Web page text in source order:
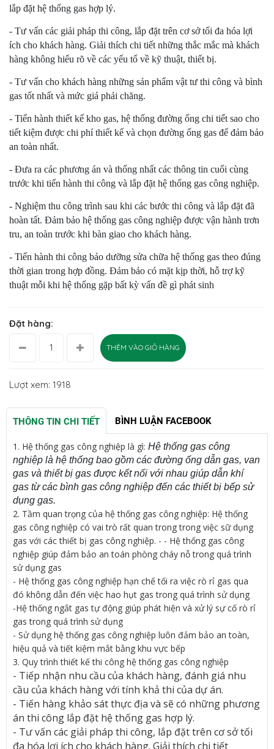
lắp đặt hệ thống gas hợp lý.
- Tư vấn các giải pháp thi công, lắp đặt trên cơ sở tối đa hóa lợi
ích cho khách hàng. Giải thích chi tiết những thắc mắc mà khách
hàng không hiểu rõ về các yếu tố về kỹ thuật, thiết bị.
- Tư vấn cho khách hàng những sản phẩm vật tư thi công và bình
gas tốt nhất và mức giá phải chăng.
- Tiến hành thiết kế kho gas, hệ thống đường ống chi tiết sao cho
tiết kiệm được chi phí thiết kế và chọn đường ống gas để đảm bảo
an toàn nhất.
- Đưa ra các phương án và thống nhất các thông tin cuối cùng
trước khi tiến hành thi công và lắp đặt hệ thống gas công nghiệp.
- Nghiệm thu công trình sau khi các bước thi công và lắp đặt đã
hoàn tất. Đảm bảo hệ thống gas công nghiệp được vận hành trơn
tru, an toàn trước khi bàn giao cho khách hàng.
- Tiến hành thi công bảo dưỡng sửa chữa hệ thống gas theo đúng
thời gian trong hợp đồng. Đảm bảo có mặt kịp thời, hỗ trợ kỹ
thuật mỗi khi hệ thống gặp bất kỳ vấn đề gì phát sinh
Đặt hàng:
THÊM VÀO GIỎ HÀNG
Lượt xem: 1918
THÔNG TIN CHI TIẾT BÌNH LUẬN FACEBOOK
1. Hệ thống gas công nghiệp là gì: Hệ thống gas công
nghiệp là hệ thống bao gồm các đường ống dẫn gas, van
gas và thiết bị gas được kết nối với nhau giúp dẫn khí
gas từ các bình gas công nghiệp đến các thiết bị bếp sử
dụng gas.
2. Tầm quan trọng của hệ thống gas công nghiệp: Hệ thống
gas công nghiệp có vai trò rất quan trong trong việc sữ dụng
gas với các thiết bị gas công nghiệp. - - Hệ thống gas công
nghiệp giúp đảm bảo an toán phòng cháy nỗ trong quá trình
sử dụng gas
- Hệ thống gas công nghiệp hạn chế tối ra việc rò rỉ gas qua
đó không dẫn đến việc hao hụt gas trong quá trình sử dụng
-Hệ thống ngắt gas tự động giúp phát hiện và xử lý sự cố rò rỉ
gas trong quá trình sử dụng
- Sử dụng hệ thống gas công nghiệp luôn đảm bảo an toàn,
hiệu quả và tiết kiệm mắt bằng khu vực bếp
3. Quy trình thiết kế thi công hệ thống gas công nghiệp
- Tiếp nhận nhu cầu của khách hàng, đánh giá nhu
cầu của khách hàng với tính khả thi của dự án.
- Tiến hàng khảo sát thực địa và sẽ có những phương
án thi công lắp đặt hệ thống gas hợp lý.
- Tư vấn các giải pháp thi công, lắp đặt trên cơ sở tối
đa hóa lợi ích cho khách hàng. Giải thích chi tiết